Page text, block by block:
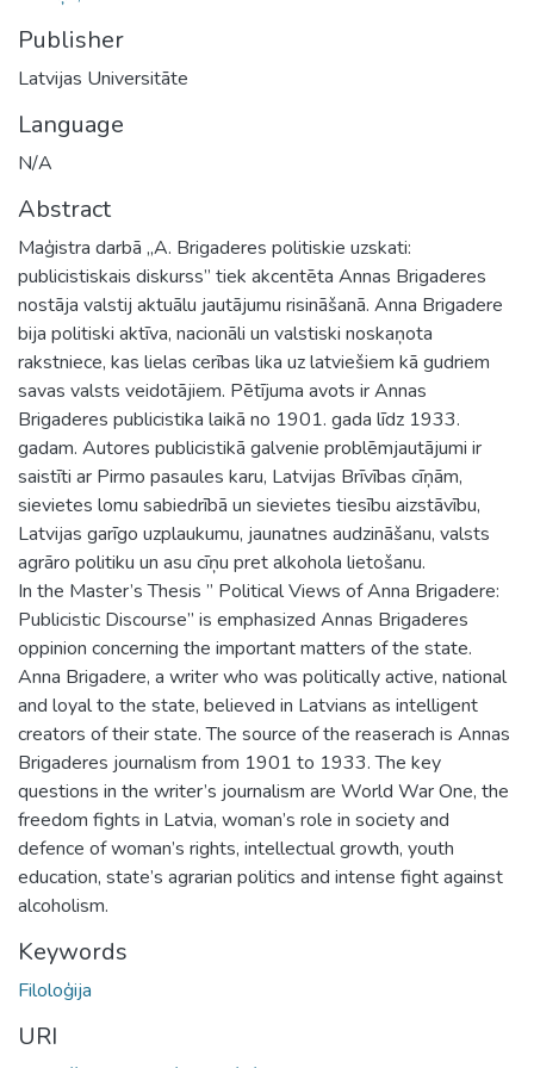
Publisher
Latvijas Universitāte
Language
N/A
Abstract
Maģistra darbā „A. Brigaderes politiskie uzskati:
publicistiskais diskurss” tiek akcentēta Annas Brigaderes
nostāja valstij aktuālu jautājumu risināšanā. Anna Brigadere
bija politiski aktīva, nacionāli un valstiski noskaņota
rakstniece, kas lielas cerības lika uz latviešiem kā gudriem
savas valsts veidotājiem. Pētījuma avots ir Annas
Brigaderes publicistika laikā no 1901. gada līdz 1933.
gadam. Autores publicistikā galvenie problēmjautājumi ir
saistīti ar Pirmo pasaules karu, Latvijas Brīvības cīņām,
sievietes lomu sabiedrībā un sievietes tiesību aizstāvību,
Latvijas garīgo uzplaukumu, jaunatnes audzināšanu, valsts
agrāro politiku un asu cīņu pret alkohola lietošanu.
In the Master’s Thesis ” Political Views of Anna Brigadere:
Publicistic Discourse” is emphasized Annas Brigaderes
oppinion concerning the important matters of the state.
Anna Brigadere, a writer who was politically active, national
and loyal to the state, believed in Latvians as intelligent
creators of their state. The source of the reaserach is Annas
Brigaderes journalism from 1901 to 1933. The key
questions in the writer’s journalism are World War One, the
freedom fights in Latvia, woman’s role in society and
defence of woman’s rights, intellectual growth, youth
education, state’s agrarian politics and intense fight against
alcoholism.
Keywords
Filoloģija
URI